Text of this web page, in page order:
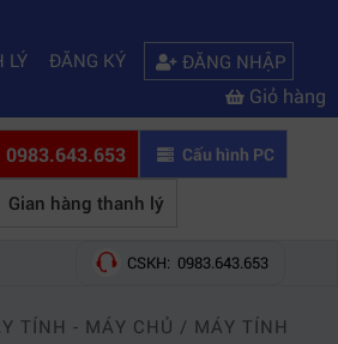
LÝ ĐĂNG KÝ ĐĂNG NHẬP
Giỏ hàng
0983.643.653 Cấu hình PC
Gian hàng thanh lý
CSKH: 0983.643.653
TÍNH - MÁY CHỦ / MÁY TÍNH